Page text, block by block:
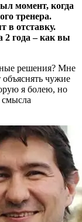
момент, когда
тренера.
в отставку.
2 года – как вы
решения? Мне
чужие
я болею, но
смысла